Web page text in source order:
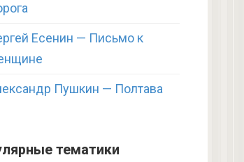
Есенин — Письмо к
Пушкин — Полтава
тематики